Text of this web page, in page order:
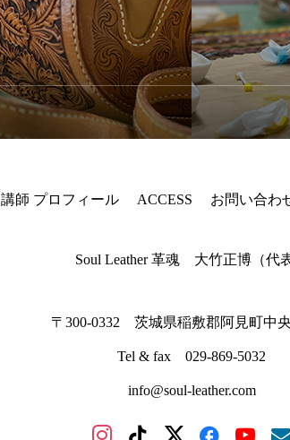
講師 プロフィール ACCESS お問い合わ
Soul Leather 革魂 大竹正博（代表
〒300-0332 茨城県稲敷郡阿見町中
Tel & fax 029-869-5032
info@soul-leather.com